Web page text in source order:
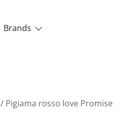
Brands
/ Pigiama rosso love Promise